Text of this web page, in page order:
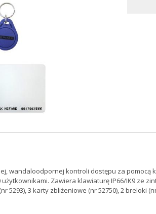
wandaloodpornej kontroli dostępu za pomocą
Zawiera klawiaturę IP66/IK9 ze
5293), 3 karty zbliżeniowe (nr 52750), 2 breloki